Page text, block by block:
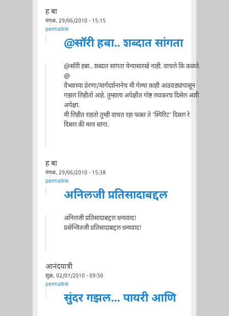
ह बा
मंगळ, 29/06/2010 - 15:15
permalink
@सॉरी हबा.. शब्दात सांगता
@सॉरी हबा.. शब्दात सांगता येन्यासारखे नाही. वाचले कि कळते.
@
वैभवच्या प्रेरणा/मार्गदर्शनानेच मी गेल्या काही आठवड्यांपासून
गझल लिहीतो आहे. तुम्हाला अपेक्षीत गोष्ट लवकरच दिसेल अशी
अपेक्षा.
मी लिहीत राहतो तुम्ही वाचत रहा फक्त ते 'स्पिरिट' दिसल रे
दिसल की मला सांगा.
ह बा
मंगळ, 29/06/2010 - 15:38
permalink
अनिलजी प्रतिसादाबद्दल
अनिलजी प्रतिसादाबद्दल धन्यवाद!
प्रसेन्जितजी प्रतिसादाबद्दल धन्यवाद!
आनंदयात्री
शुक्र, 02/07/2010 - 09:50
permalink
सुंदर गझल... पायरी आणि